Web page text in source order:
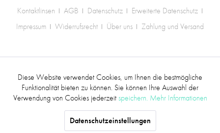
Kontaktlinsen AGB Datenschutz
Erweiterte Datenschutz
Impressum
Widerrufsrecht Über uns Zahlung und Versand
Versandkosten.
Funktionale Aktiv
Diese Website verwendet Cookies, um Ihnen die bestmögliche
Funktionalität bieten zu können. Sie können Ihre Auswahl der
Verwendung von Cookies jederzeitspeichern. Mehr Informationen
Datenschutzeinstellungen